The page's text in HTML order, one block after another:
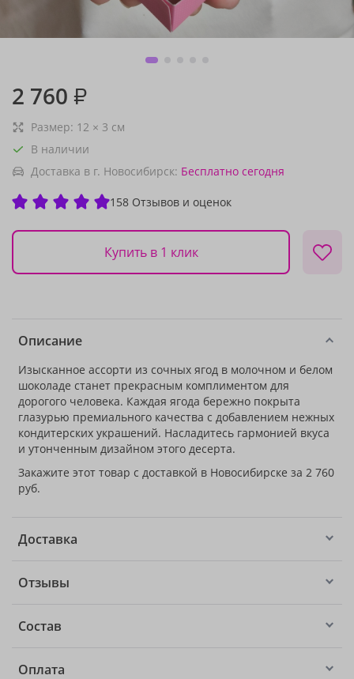
2 760 ₽
Размер: 12 × 3 см
В наличии
Доставка в г. Новосибирск: Бесплатно сегодня
158 Отзывов и оценок
Купить в 1 клик
Описание
Изысканное ассорти из сочных ягод в молочном и белом
шоколаде станет прекрасным комплиментом для
дорогого человека. Каждая ягода бережно покрыта
глазурью премиального качества с добавлением нежных
кондитерских украшений. Насладитесь гармонией вкуса
и утонченным дизайном этого десерта.
Закажите этот товар с доставкой в Новосибирске за 2 760
руб.
Доставка
Отзывы
Состав
Оплата